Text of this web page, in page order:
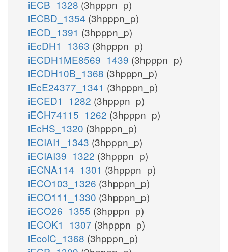
iECB_1328 (3hpppn_p)
iECBD_1354 (3hpppn_p)
iECD_1391 (3hpppn_p)
iEcDH1_1363 (3hpppn_p)
iECDH1ME8569_1439 (3hpppn_p)
iECDH10B_1368 (3hpppn_p)
iEcE24377_1341 (3hpppn_p)
iECED1_1282 (3hpppn_p)
iECH74115_1262 (3hpppn_p)
iEcHS_1320 (3hpppn_p)
iECIAI1_1343 (3hpppn_p)
iECIAI39_1322 (3hpppn_p)
iECNA114_1301 (3hpppn_p)
iECO103_1326 (3hpppn_p)
iECO111_1330 (3hpppn_p)
iECO26_1355 (3hpppn_p)
iECOK1_1307 (3hpppn_p)
iEcolC_1368 (3hpppn_p)